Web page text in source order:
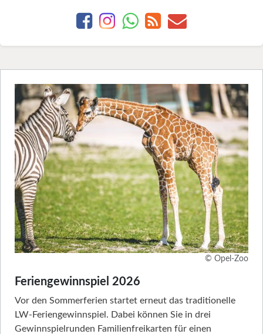
© Opel-Zoo
Feriengewinnspiel 2026
Vor den Sommerferien startet erneut das traditionelle
LW-Feriengewinnspiel. Dabei können Sie in drei
Gewinnspielrunden Familienfreikarten für einen